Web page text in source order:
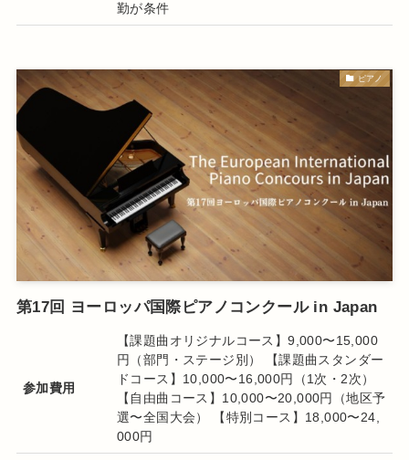
勤が条件
ピアノ
第17回 ヨーロッパ国際ピアノコンクール in Japan
参加費用
【課題曲オリジナルコース】9,000〜15,000
円（部門・ステージ別） 【課題曲スタンダー
ドコース】10,000〜16,000円（1次・2次）
【自由曲コース】10,000〜20,000円（地区予
選〜全国大会） 【特別コース】18,000〜24,
000円